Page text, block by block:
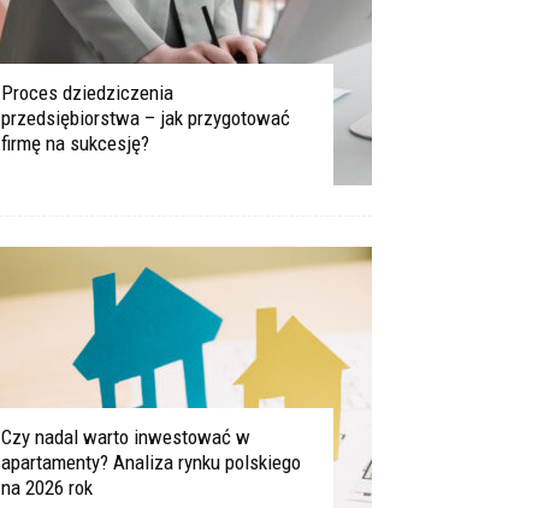
Proces dziedziczenia
przedsiębiorstwa – jak przygotować
firmę na sukcesję?
Czy nadal warto inwestować w
apartamenty? Analiza rynku polskiego
na 2026 rok